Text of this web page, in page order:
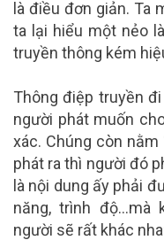
là điều đơn giản. Ta
ta lại hiểu một nẻo
truyền thông kém
Thông điệp truyền
người phát muốn
xác. Chúng còn nằm
phát ra thì người đó
là nội dung ấy phải
năng, trình độ…mà
người sẽ rất khác